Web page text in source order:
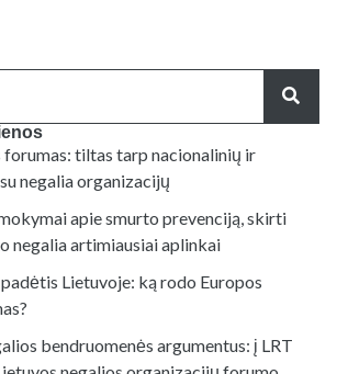
tiltas tarp nacionalinių ir
negalia organizacijų
apie smurto prevenciją, skirti
negalia artimiausiai aplinkai
Lietuvoje: ką rodo Europos
bendruomenės argumentus: į LRT